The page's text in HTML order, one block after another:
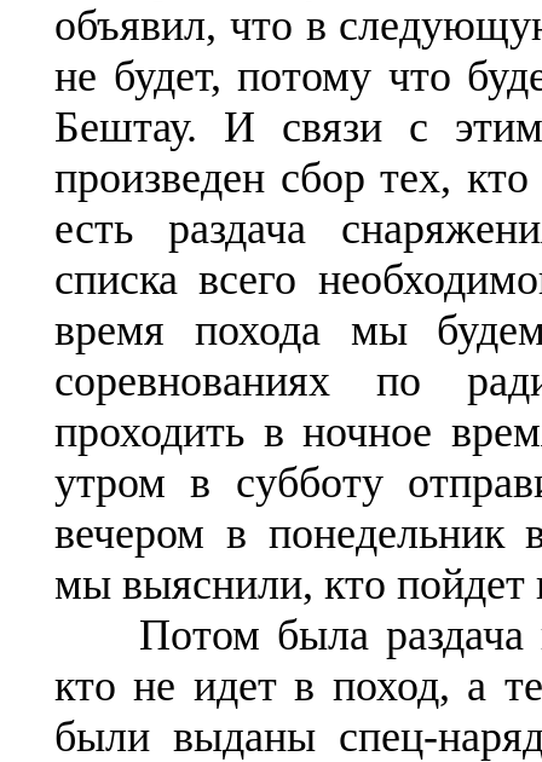
объявил, что в
не будет, потому что
Бештау. И связи с
произведен сбор тех,
есть раздача
списка всего
время похода мы
соревнованиях по
проходить в ночное
утром в субботу
вечером в понедельник
мы выяснили, кто пойдет
Потом была раздача
кто не идет в поход, а
были выданы спец-